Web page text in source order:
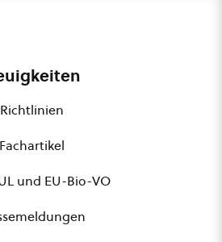
Richtlinien
Fachartikel
und EU-Bio-VO